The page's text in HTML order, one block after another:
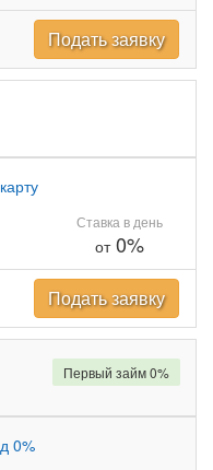
Подать заявку
Ставка в день
от0%
Подать заявку
0%
Первый займ 0%